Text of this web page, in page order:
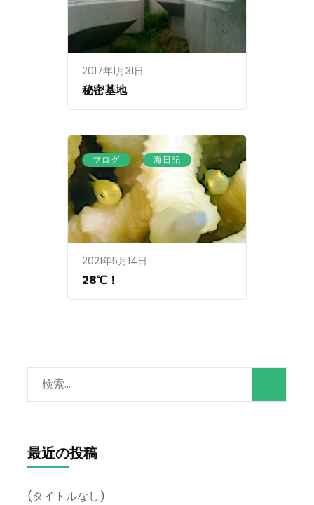
2017年1月31日
秘密基地
ブログ 、 海日記
2021年5月14日
28℃！
検
索:
最近の投稿
(タイトルなし)